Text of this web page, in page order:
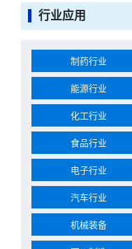
行业应用
制药行业
能源行业
化工行业
食品行业
电子行业
汽车行业
机械装备